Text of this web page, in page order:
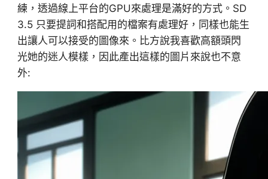
練，透過線上平台的GPU來處理是滿好的方式。SD
3.5 只要提詞和搭配用的檔案有處理好，同樣也能生
出讓人可以接受的圖像來。比方說我喜歡高額頭閃
光她的迷人模樣，因此產出這樣的圖片來說也不意
外: